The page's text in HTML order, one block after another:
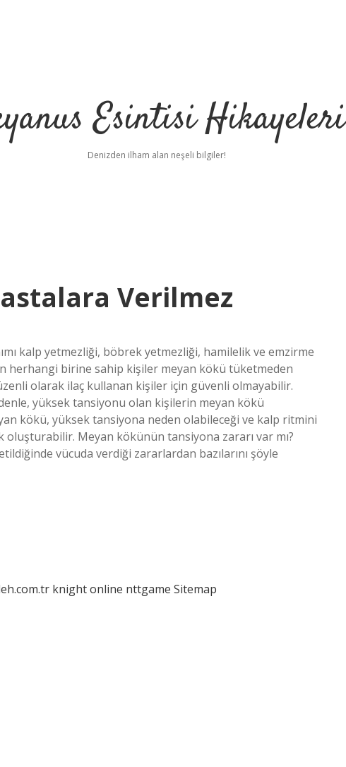
Esintisi Hikayeleri
Denizden ilham alan neşeli bilgiler!
Verilmez
kalp yetmezliği, böbrek yetmezliği, hamilelik ve emzirme
herhangi birine sahip kişiler meyan kökü tüketmeden
olarak ilaç kullanan kişiler için güvenli olmayabilir.
yüksek tansiyonu olan kişilerin meyan kökü
kökü, yüksek tansiyona neden olabileceği ve kalp ritmini
Meyan kökünün tansiyona zararı var mı?
vücuda verdiği zararlardan bazılarını şöyle
knight online nttgame Sitemap